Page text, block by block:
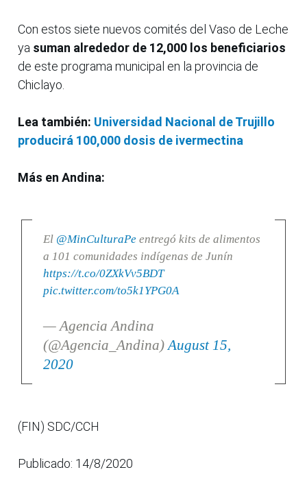
Con estos siete nuevos comités del Vaso de Leche
ya suman alrededor de 12,000 los beneficiarios
de este programa municipal en la provincia de
Chiclayo.
Lea también: Universidad Nacional de Trujillo
producirá 100,000 dosis de ivermectina
Más en Andina:
El @MinCulturaPeentregó kits de alimentos
a 101 comunidades indígenas de Junín
https://t.co/0ZXkVv5BDT
pic.twitter.com/to5k1YPG0A
— Agencia Andina
(@Agencia_Andina) August 15,
2020
(FIN) SDC/CCH
Publicado: 14/8/2020